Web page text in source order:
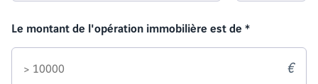
Le montant de l'opération immobilière est de*
€